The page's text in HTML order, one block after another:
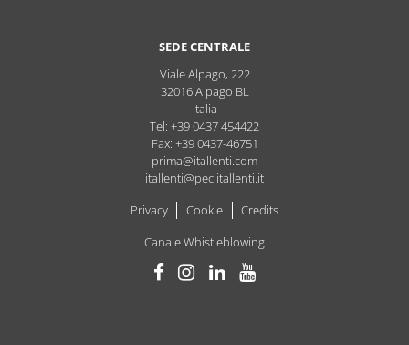
SEDE CENTRALE
Viale Alpago, 222
32016Alpago BL
Italia
Tel: +39 0437 454422
Fax: +39 0437-46751
prima@itallenti.com
itallenti@pec.itallenti.it
Privacy
Cookie
Credits
Canale Whistleblowing